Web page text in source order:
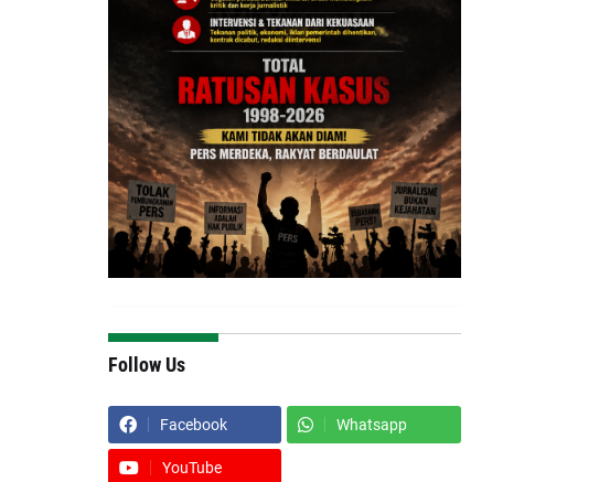
Follow Us
Facebook Whatsapp
YouTube